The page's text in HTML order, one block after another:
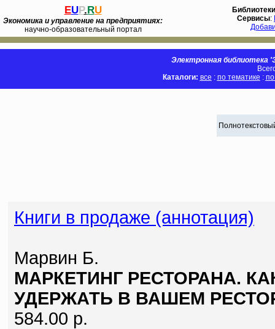
EUP.RU
Экономика и управление на предприятиях:
научно-образовательный портал
Библиотеки
Сервисы:
Электронная библиотека
Каталоги: все : по тематике :
Книги в продаже (аннотация)
Марвин Б.
МАРКЕТИНГ РЕСТОРАНА.
УДЕРЖАТЬ В ВАШЕМ
584.00 р.